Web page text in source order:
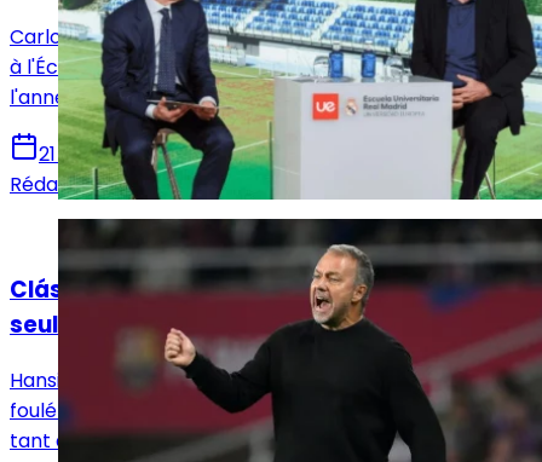
Carlo Ancelotti et Emilio Butragueño étaient présents
à l'École universitaire Real Madrid avant début de
l'année académique 2024/25.
21 novembre 2024
Rédaction Le Journal du Real
Actualités
Clásico : le Real Madrid se souvient de la
seule fois où Hansi Flick les a affrontés
Hansi Flick, aujourd'hui entraîneur renommé, a déjà
foulé la pelouse du Santiago Bernabéu, mais pas en
tant qu'entraîneur.